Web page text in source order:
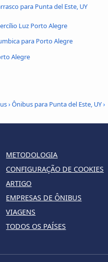
para Punta del Este, UY
Luz Porto Alegre
para Porto Alegre
Alegre
›Ônibus para Punta del Este, UY›
METODOLOGIA
CONFIGURAÇÃO DE COOKIES
ARTIGO
EMPRESAS DE ÔNIBUS
VIAGENS
TODOS OS PAÍSES